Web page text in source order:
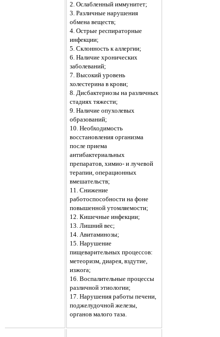
2. Ослабленный иммунитет;
3. Различные нарушения
обмена веществ;
4. Острые респираторные
инфекции;
5. Склонность к аллергии;
6. Наличие хронических
заболеваний;
7. Высокий уровень
холестерина в крови;
8. Дисбактериозы на различных
стадиях тяжести;
9. Наличие опухолевых
образований;
10. Необходимость
восстановления организма
после приема
антибактериальных
препаратов, химио- и лучевой
терапии, операционных
вмешательств;
11. Снижение
работоспособности на фоне
повышенной утомляемости;
12. Кишечные инфекции;
13. Лишний вес;
14. Авитаминозы;
15. Нарушение
пищеварительных процессов:
метеоризм, диарея, вздутие,
изжога;
16. Воспалительные процессы
различной этиологии;
17. Нарушения работы печени,
поджелудочной железы,
органов малого таза.